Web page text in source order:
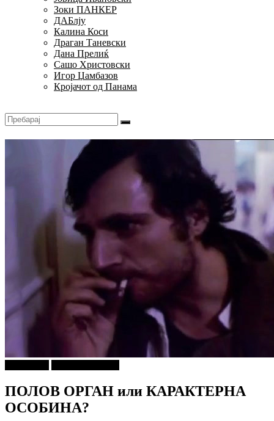
Зоки ПАНКЕР
ДАБлју
Калина Коси
Драган Таневски
Дана Прелиќ
Сашо Христовски
Игор Џамбазов
Кројачот од Панама
ПОЛОВ ОРГАН или КАРАКТЕРНА
ОСОБИНА?